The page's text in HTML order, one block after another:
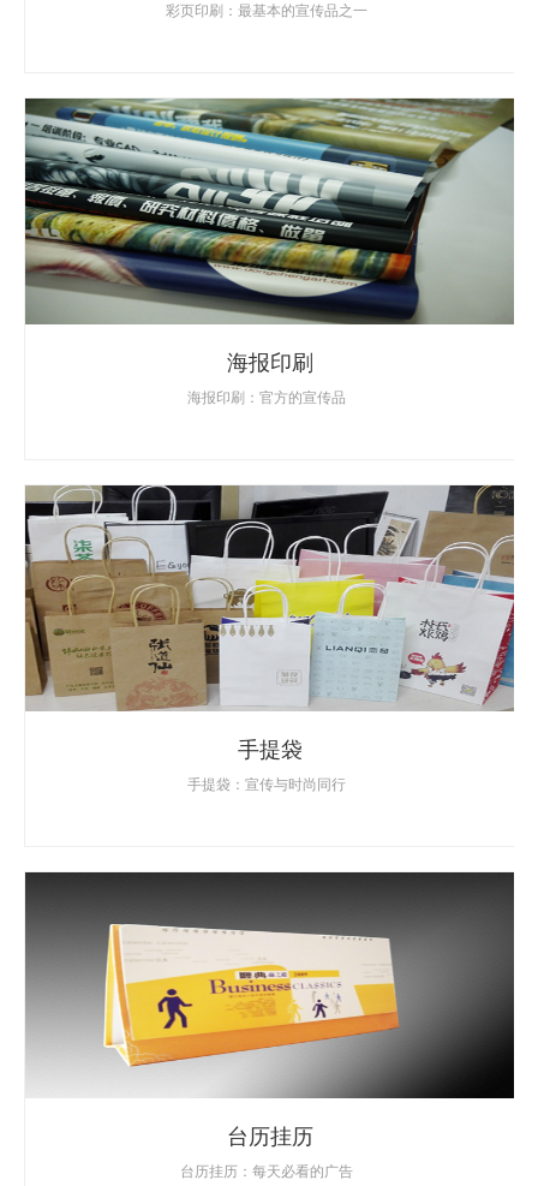
彩页印刷：最基本的宣传品之一
海报印刷
海报印刷：官方的宣传品
手提袋
手提袋：宣传与时尚同行
台历挂历
台历挂历：每天必看的广告